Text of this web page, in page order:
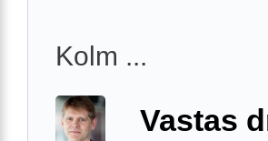
Kolm ...
Vastas